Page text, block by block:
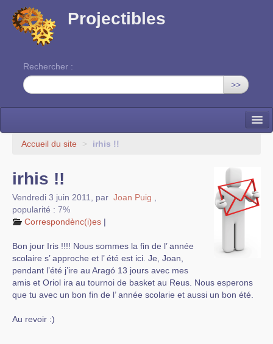
Projectibles
Rechercher :
>>
La ruche
EDITO
Accueil du site > irhis !!
irhis !!
Vendredi 3 juin 2011 par Joan Puig
popularité : 7%
Correspondènc(i)es |
Bon jour Iris !!!! Nous sommes la fin de l’ année
scolaire s’ approche et l’ été est ici. Je, Joan,
pendant l’été j’ire au Aragó 13 jours avec mes
amis et Oriol ira au tournoi de basket au Reus. Nous esperons
que tu avec un bon fin de l’ année scolarie et aussi un bon été.
Au revoir :)